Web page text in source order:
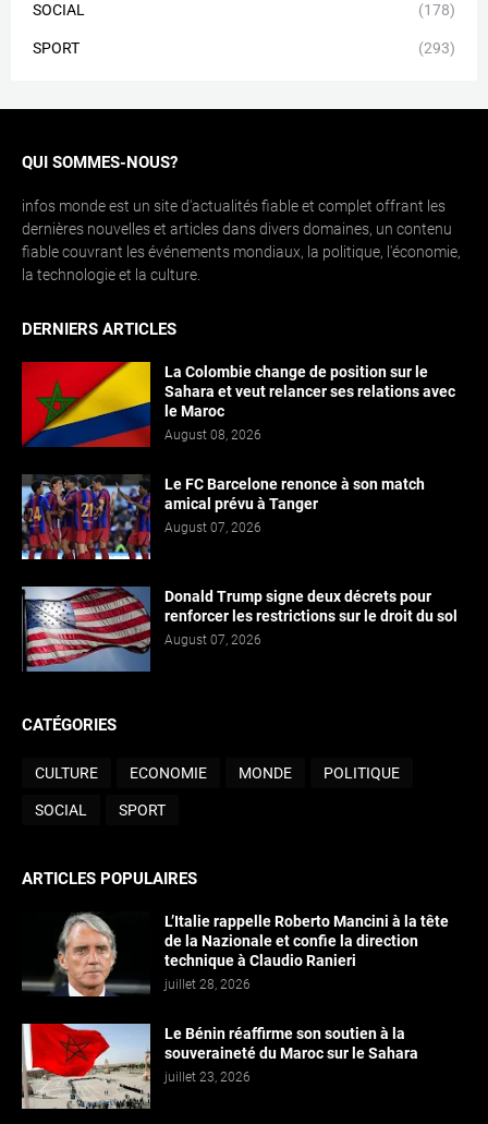
SOCIAL (178)
SPORT (293)
QUI SOMMES-NOUS?
infos monde est un site d'actualités fiable et complet offrant les
dernières nouvelles et articles dans divers domaines, un contenu
fiable couvrant les événements mondiaux, la politique, l'économie,
la technologie et la culture.
DERNIERS ARTICLES
La Colombie change de position sur le
Sahara et veut relancer ses relations avec
le Maroc
August 08, 2026
Le FC Barcelone renonce à son match
amical prévu à Tanger
August 07, 2026
Donald Trump signe deux décrets pour
renforcer les restrictions sur le droit du sol
August 07, 2026
CATÉGORIES
CULTURE ECONOMIE MONDE POLITIQUE
SOCIAL SPORT
ARTICLES POPULAIRES
L’Italie rappelle Roberto Mancini à la tête
de la Nazionale et confie la direction
technique à Claudio Ranieri
juillet 28, 2026
Le Bénin réaffirme son soutien à la
souveraineté du Maroc sur le Sahara
juillet 23, 2026